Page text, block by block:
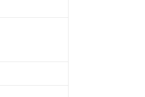
"
の「1.共同利用者の範囲」に記載されて
て非含有を証明するものではありません。
応完了までの期間は出荷製品に未対応品が